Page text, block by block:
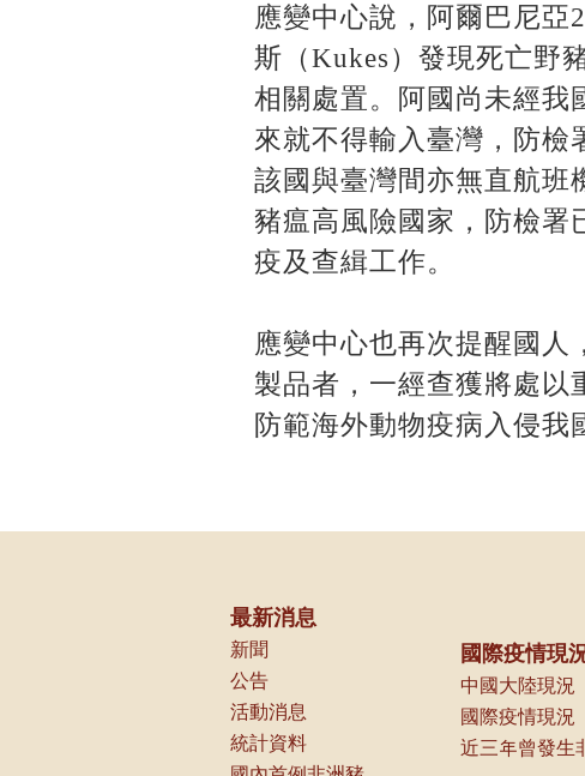
應變中心說，阿爾巴尼
斯（Kukes）發現死亡野
相關處置。阿國尚未經我
來就不得輸入臺灣，防檢
該國與臺灣間亦無直航班
豬瘟高風險國家，防檢署
疫及查緝工作。
應變中心也再次提醒國人
製品者，一經查獲將處以
防範海外動物疫病入侵我
最新消息
新聞
公告
活動消息
統計資料
國際疫情現
中國大陸現況
國際疫情現況